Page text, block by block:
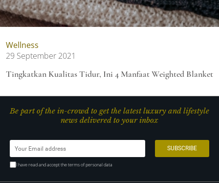
Wellness
29 September 2021
Tingkatkan Kualitas Tidur, Ini 4 Manfaat Weighted Blanket
Be part of the in-crowd to get the latest luxury and lifestyle
news delivered to your inbox
I have read and accept the terms of personal data